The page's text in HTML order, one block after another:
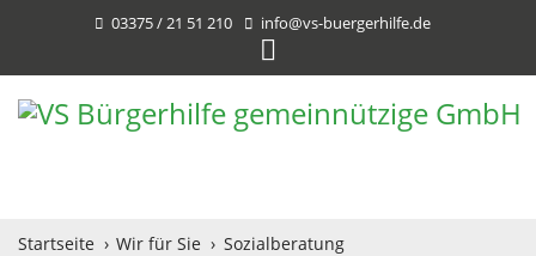
03375 / 21 51 210 info@vs-buergerhilfe.de
Startseite Wir für Sie
Sozialberatung